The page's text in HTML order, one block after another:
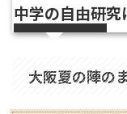
中学の自由研究
大阪夏の陣の